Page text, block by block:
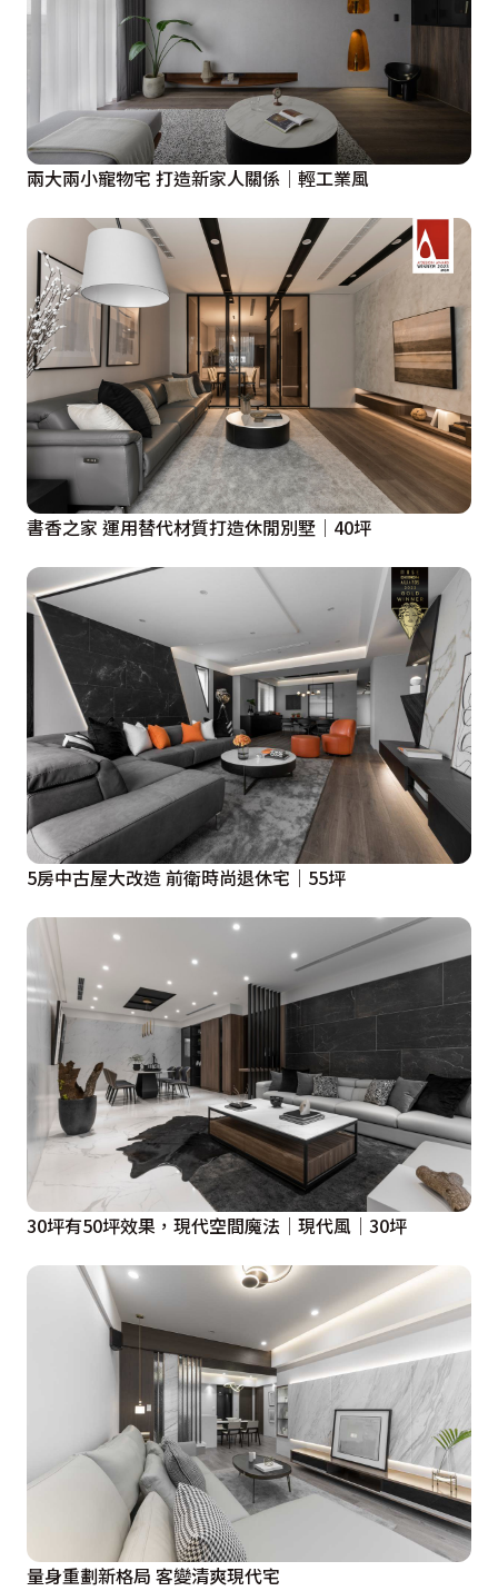
兩大兩小寵物宅 打造新家人關係│輕工業風
書香之家 運用替代材質打造休閒別墅│40坪
5房中古屋大改造 前衛時尚退休宅｜55坪
30坪有50坪效果，現代空間魔法│現代風│30坪
量身重劃新格局 客變清爽現代宅